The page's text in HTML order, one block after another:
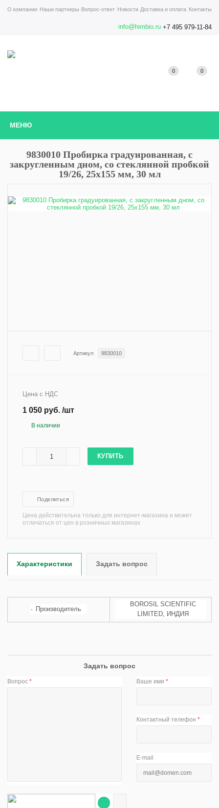
О компании Наши партнеры Вопрос-ответ Новости Доставка и оплата Контакты
info@himbio.ru +7 495 979-11-84
МЕНЮ
0 0
9830010 Пробирка градуированная, с
закругленным дном, со стеклянной пробкой
19/26, 25х155 мм, 30 мл
Артикул 9830010
Цена с НДС
1 050 руб. /шт
В наличии
КУПИТЬ
Поделиться
Цена действительна только для интернет-магазина и может
отличаться от цен в розничных магазинах
Характеристики Задать вопрос
Производитель
BOROSIL SCIENTIFIC
LIMITED, ИНДИЯ
Задать вопрос
Вопрос * Ваше имя*
Контактный телефон*
E-mail